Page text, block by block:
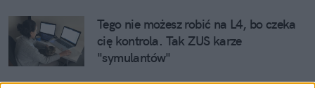
Tego nie możesz robić na L4, bo czeka
cię kontrola. Tak ZUS karze
"symulantów"